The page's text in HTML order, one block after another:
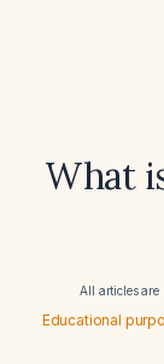
What
All articles are
Educational